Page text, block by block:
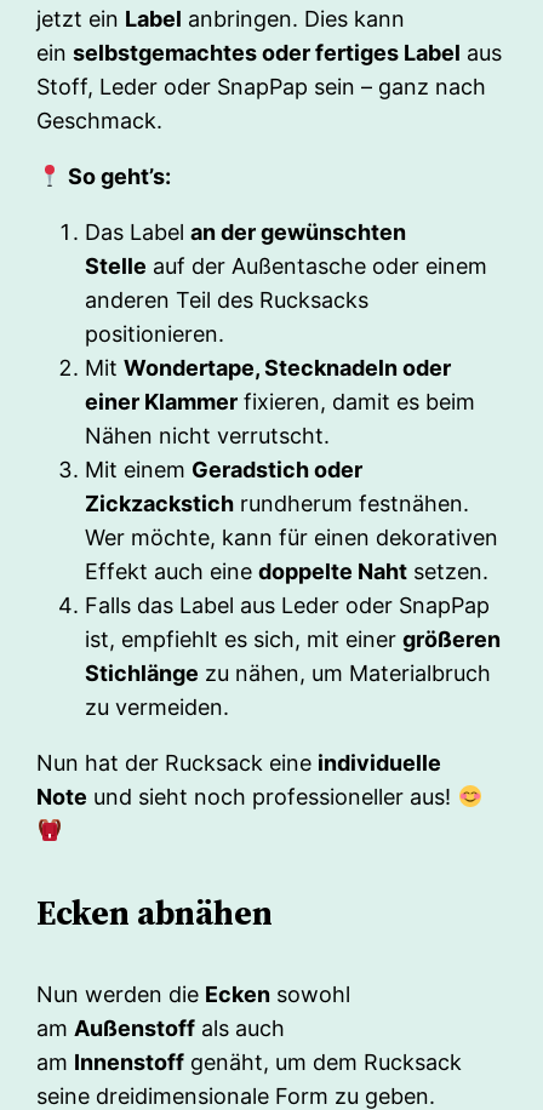
jetzt ein Label anbringen. Dies kann
einselbstgemachtes oder fertiges Label aus
Stoff, Leder oder SnapPap sein – ganz nach
Geschmack.
So geht’s:
Das Labelan der gewünschten
Stelle auf der Außentasche oder einem
anderen Teil des Rucksacks
positionieren.
MitWondertape, Stecknadeln oder
einer Klammer fixieren, damit es beim
Nähen nicht verrutscht.
Mit einem Geradstich oder
Zickzackstich rundherum festnähen.
Wer möchte, kann für einen dekorativen
Effekt auch einedoppelte Naht setzen.
Falls das Label aus Leder oder SnapPap
ist, empfiehlt es sich, mit einergrößeren
Stichlänge zu nähen, um Materialbruch
zu vermeiden.
Nun hat der Rucksack eine individuelle
Note und sieht noch professioneller aus!
Ecken abnähen
Nun werden die Ecken sowohl
am Außenstoff als auch
am Innenstoff genäht, um dem Rucksack
seine dreidimensionale Form zu geben.